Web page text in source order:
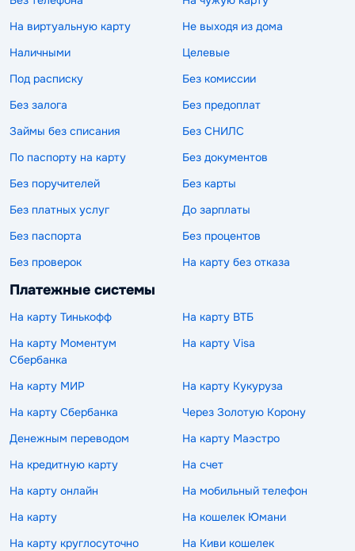
На виртуальную карту
Не выходя из дома
Наличными
Целевые
Под расписку
Без комиссии
Без залога
Без предоплат
Займы без списания
Без СНИЛС
По паспорту на карту
Без документов
Без поручителей
Без карты
Без платных услуг
До зарплаты
Без паспорта
Без процентов
Без проверок
На карту без отказа
Платежные системы
На карту Тинькофф
На карту ВТБ
На карту Моментум
Сбербанка
На карту Visa
На карту МИР
На карту Кукуруза
На карту Сбербанка
Через Золотую Корону
Денежным переводом
На карту Маэстро
На кредитную карту
На счет
На карту онлайн
На мобильный телефон
На карту
На кошелек Юмани
На карту круглосуточно
На Киви кошелек